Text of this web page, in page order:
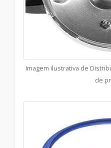
Imagem ilustrativa de
de